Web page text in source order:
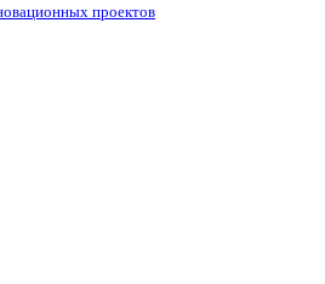
проектов